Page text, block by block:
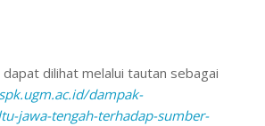
dilihat melalui tautan sebagai
dampak-
jawa-tengah-terhadap-sumber-